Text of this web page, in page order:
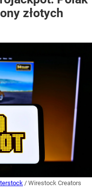
złotych
/ Wirestock Creators